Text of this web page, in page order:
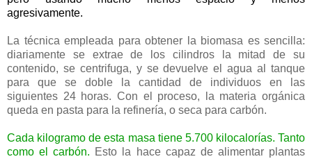
agresivamente.
La técnica empleada para obtener la biomasa es sencilla:
diariamente se extrae de los cilindros la mitad de su
contenido, se centrifuga, y se devuelve el agua al tanque
para que se doble la cantidad de individuos en las
siguientes 24 horas. Con el proceso, la materia orgánica
queda en pasta para la refinería, o seca para carbón.
Cada kilogramo de esta masa tiene 5.700 kilocalorías. Tanto
como el carbón. Esto la hace capaz de alimentar plantas